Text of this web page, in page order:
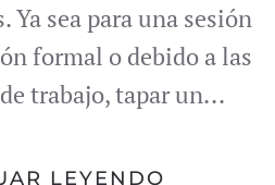
Ya sea para una sesión
formal o debido a las
trabajo, tapar un...
LEYENDO